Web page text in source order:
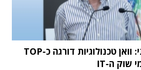
מחקר STKI השנתי: וואן טכנולוגיות דורגה כ-TOP